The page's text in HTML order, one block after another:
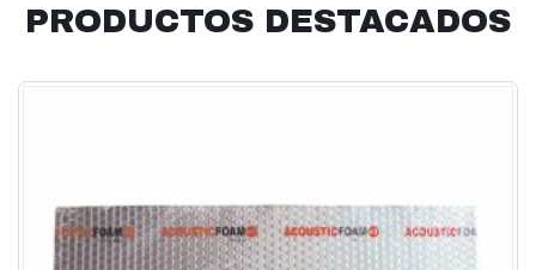
PRODUCTOS DESTACADOS